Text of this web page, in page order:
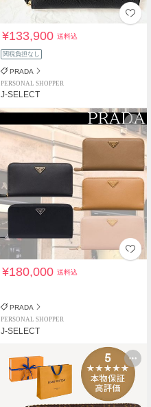
¥133,900送料込
関税負担なし
PRADA
PERSONAL SHOPPER
J-SELECT
¥180,000送料込
PRADA
PERSONAL SHOPPER
J-SELECT